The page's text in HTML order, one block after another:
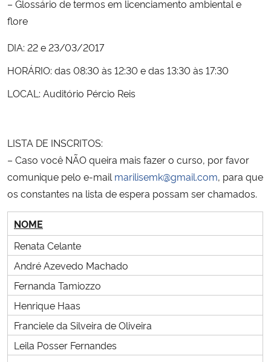
Planalto
– Glossário de termos em licenciamento ambiental e
flore
DIA: 22 e 23/03/2017
HORÁRIO: das 08:30 às 12:30 e das 13:30 às 17:30
LOCAL: Auditório Pércio Reis
LISTA DE INSCRITOS:
– Caso você NÃO queira mais fazer o curso, por favor
comunique pelo e-mail marilisemk@gmail.com, para que
os constantes na lista de espera possam ser chamados.
NOME
Renata Celante
André Azevedo Machado
Fernanda Tamiozzo
Henrique Haas
Franciele da Silveira de Oliveira
Leila Posser Fernandes